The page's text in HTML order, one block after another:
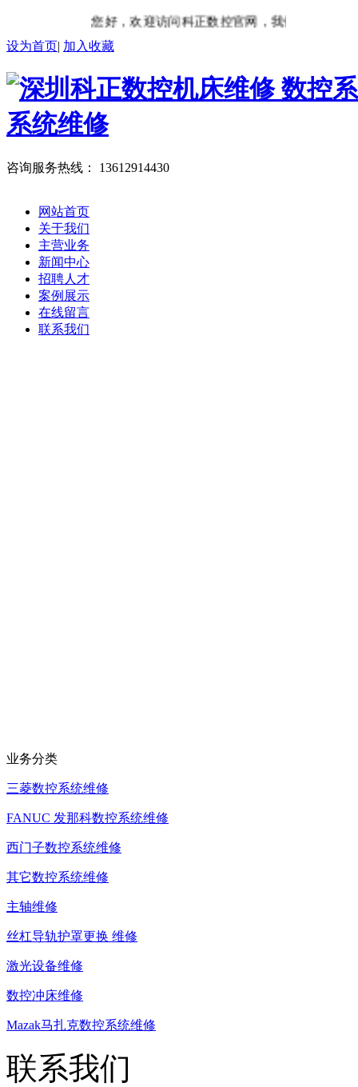
您好，欢迎访问科正数控官网，我们将竭诚为您
设为首页| 加入收藏
咨询服务热线： 13612914430
网站首页
关于我们
主营业务
新闻中心
招聘人才
案例展示
在线留言
联系我们
业务分类
三菱数控系统维修
FANUC 发那科数控系统维修
西门子数控系统维修
其它数控系统维修
主轴维修
丝杠导轨护罩更换 维修
激光设备维修
数控冲床维修
Mazak马扎克数控系统维修
联系我们